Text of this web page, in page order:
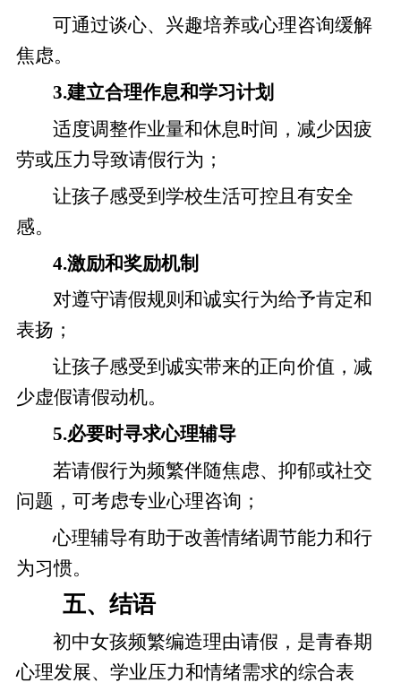
可通过谈心、兴趣培养或心理咨询缓解
焦虑。
3.建立合理作息和学习计划
适度调整作业量和休息时间，减少因疲
劳或压力导致请假行为；
让孩子感受到学校生活可控且有安全
感。
4.激励和奖励机制
对遵守请假规则和诚实行为给予肯定和
表扬；
让孩子感受到诚实带来的正向价值，减
少虚假请假动机。
5.必要时寻求心理辅导
若请假行为频繁伴随焦虑、抑郁或社交
问题，可考虑专业心理咨询；
心理辅导有助于改善情绪调节能力和行
为习惯。
五、结语
初中女孩频繁编造理由请假，是青春期
心理发展、学业压力和情绪需求的综合表